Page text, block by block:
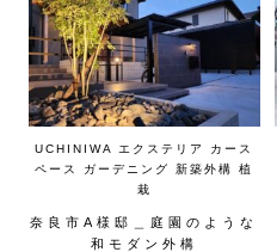
UCHINIWA エクステリア
カース
ペース
ガーデニング 新築外構
植
栽
奈良市A様邸＿庭園のような
和モダン外構